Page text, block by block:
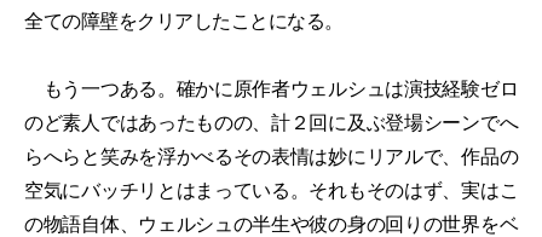
全ての障壁をクリアしたことになる。
もう一つある。確かに原作者ウェルシュは演技経験ゼロ
のど素人ではあったものの、計２回に及ぶ登場シーンでへ
らへらと笑みを浮かべるその表情は妙にリアルで、作品の
空気にバッチリとはまっている。それもそのはず、実はこ
の物語自体、ウェルシュの半生や彼の身の回りの世界をベ